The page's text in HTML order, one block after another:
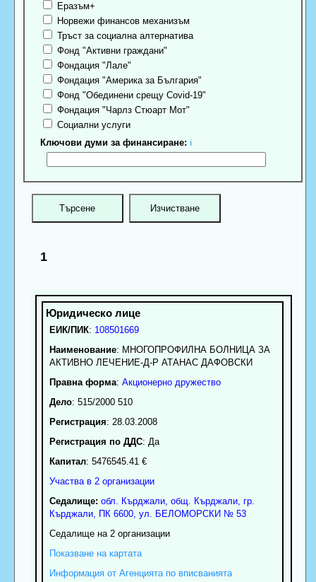
Еразъм+
Норвежи финансов механизъм
Тръст за социална алтернатива
Фонд "Активни граждани"
Фондация "Лале"
Фондация "Америка за България"
Фонд "Обединени срещу Covid-19"
Фондация "Чарлз Стюарт Мот"
Социални услуги
Ключови думи за финансиране: ℹ
1
ЕИК/ПИК: 108501669
Наименование: МНОГОПРОФИЛНА БОЛНИЦА ЗА
АКТИВНО ЛЕЧЕНИЕ-Д-Р АТАНАС ДАФОВСКИ
Правна форма: Акционерно дружество
Дело: 515/2000 510
Регистрация: 28.03.2008
Регистрация по ДДС: Да
Капитал: 5476545.41 €
Участва в 2 организации
Седалище: обл. Кърджали, общ. Кърджали, гр.
Кърджали, ПК 6600, ул. БЕЛОМОРСКИ № 53
Седалище на 2 организации
Показване на картата
Информация от Агенцията по вписванията